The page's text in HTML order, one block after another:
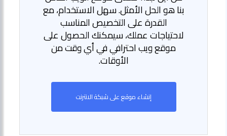
بنا هو الحل الأمثل. سهل الاستخدام، مع
القدرة على التخصيص المناسب
لاحتياجات عملك، سيمكنك الحصول على
موقع ويب احترافي في أي وقت من
الأوقات.
إنشاء موقع على شبكة الانترنت